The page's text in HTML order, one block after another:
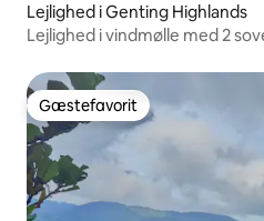
Lejlighed i Genting Highlands
Lejlighed i vindmølle med 2
Gæstefavorit
Gæstefavorit